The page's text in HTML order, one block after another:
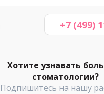
Хотите узнавать
стоматологии?
Подпишитесь на нашу
+7 (499)